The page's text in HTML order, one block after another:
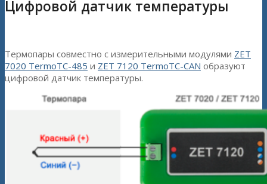
Цифровой датчик температуры
Термопары совместно с измерительными модулями ZET
7020 TermoTC-485 и ZET 7120 TermoTC-CAN образуют
цифровой датчик температуры.